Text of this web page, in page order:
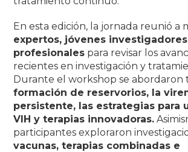
En esta edición, la jornada reunió a
expertos, jóvenes
profesionales para revisar los
recientes en investigación y
Durante el workshop se abordaron
formación de reservorios, la
persistente, las estrategias para
VIH y terapias innovadoras.
participantes exploraron
vacunas, terapias combinadas e